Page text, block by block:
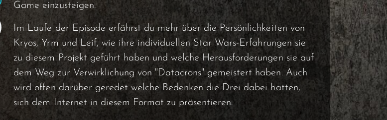
Game einzusteigen.
Im Laufe der Episode erfährst du mehr über die Persönlichkeiten von
Kryos, Yrm und Leif, wie ihre individuellen Star Wars-Erfahrungen sie
zu diesem Projekt geführt haben und welche Herausforderungen sie auf
dem Weg zur Verwirklichung von "Datacrons" gemeistert haben. Auch
wird offen darüber geredet welche Bedenken die Drei dabei hatten,
sich dem Internet in diesem Format zu präsentieren.